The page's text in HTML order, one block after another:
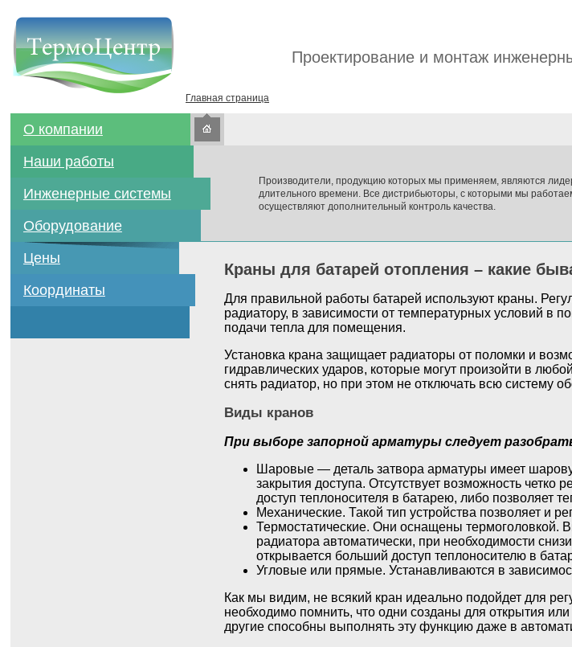
Главная страница
Проектирование и монтаж
О компании
Наши работы
Инженерные системы
Оборудование
Цены
Координаты
Производители, продукцию которых мы применяем, являются
длительного времени. Все дистрибьюторы, с которыми мы
осуществляют дополнительный контроль качества.
Краны для батарей отопления – какие
Для правильной работы батарей используют краны.
радиатору, в зависимости от температурных условий в
подачи тепла для помещения.
Установка крана защищает радиаторы от поломки и
гидравлических ударов, которые могут произойти в
снять радиатор, но при этом не отключать всю систему
Виды кранов
При выборе запорной арматуры следует
Шаровые — деталь затвора арматуры имеет
закрытия доступа. Отсутствует возможность четко
доступ теплоносителя в батарею, либо позволяет
Механические. Такой тип устройства позволяет и
Термостатические. Они оснащены термоголовкой.
радиатора автоматически, при необходимости
открывается больший доступ теплоносителю в
Угловые или прямые. Устанавливаются в
Как мы видим, не всякий кран идеально подойдет для
необходимо помнить, что одни созданы для открытия
другие способны выполнять эту функцию даже в